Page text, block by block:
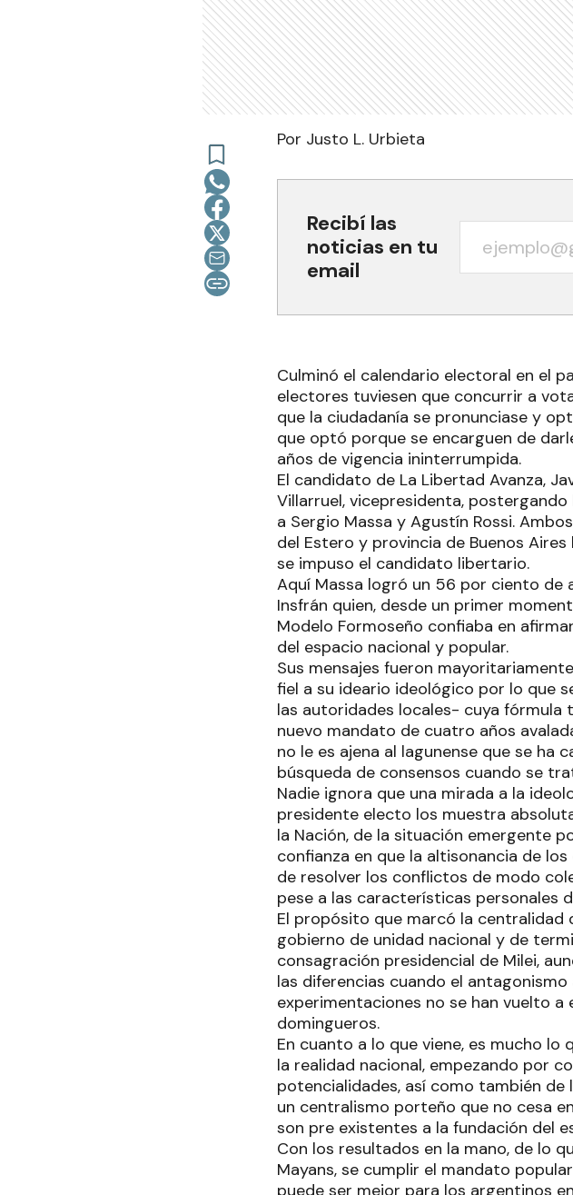
Por Justo L. Urbieta
Recibí las
noticias en tu
email
Culminó el calendario electoral en el
electores tuviesen que concurrir a
que la ciudadanía se pronunciase y
que optó porque se encarguen de
años de vigencia ininterrumpida.
El candidato de La Libertad Avanza,
Villarruel, vicepresidenta,
a Sergio Massa y Agustín Rossi.
del Estero y provincia de Buenos
se impuso el candidato libertario.
Aquí Massa logró un 56 por ciento de
Insfrán quien, desde un primer
Modelo Formoseño confiaba en
del espacio nacional y popular.
Sus mensajes fueron
fiel a su ideario ideológico por lo que
las autoridades locales- cuya fórmula
nuevo mandato de cuatro años
no le es ajena al lagunense que se ha
búsqueda de consensos cuando se
Nadie ignora que una mirada a la
presidente electo los muestra
la Nación, de la situación emergente
confianza en que la altisonancia de
de resolver los conflictos de modo
pese a las características personales
El propósito que marcó la centralidad
gobierno de unidad nacional y de
consagración presidencial de Milei,
las diferencias cuando el
experimentaciones no se han vuelto
domingueros.
En cuanto a lo que viene, es mucho
la realidad nacional, empezando por
potencialidades, así como también
un centralismo porteño que no cesa
son pre existentes a la fundación del
Con los resultados en la mano, de lo
Mayans, se cumplir el mandato
puede ser mejor para los argentinos